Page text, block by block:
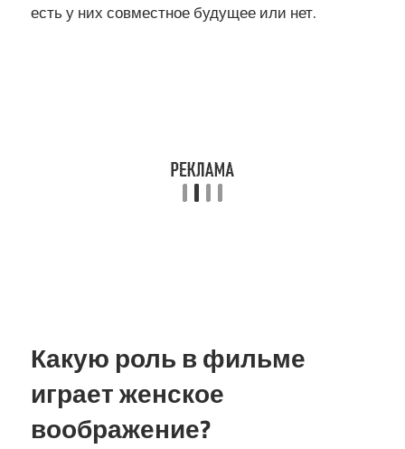
есть у них совместное будущее или нет.
Какую роль в фильме
играет женское
воображение?